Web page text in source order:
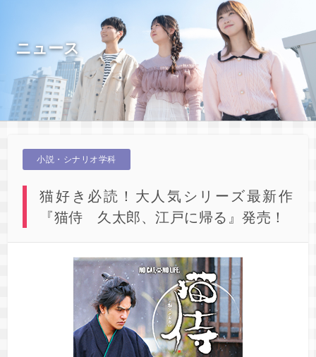
ニュース
小説・シナリオ学科
猫好き必読！大人気シリーズ最新作
『猫侍 久太郎、江戸に帰る』発売！